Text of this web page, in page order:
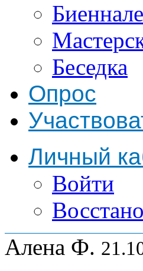
Биеннале
Беседка
Опрос
Личный
Войти
Алена Ф.